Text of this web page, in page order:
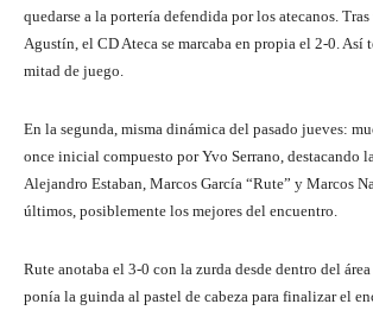
quedarse a la portería defendida por los atecanos.
Agustín, el CD Ateca se marcaba en propia el 2-0. Así
mitad de juego.
En la segunda, misma dinámica del pasado jueves:
once inicial compuesto por Yvo Serrano, destacando
Alejandro Estaban, Marcos García “Rute” y Marcos
últimos, posiblemente los mejores del encuentro.
Rute anotaba el 3-0 con la zurda desde dentro del
ponía la guinda al pastel de cabeza para finalizar el